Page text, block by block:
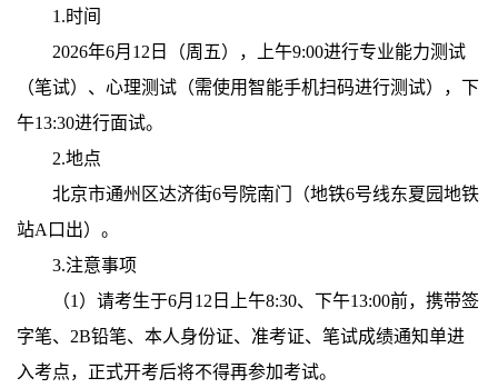
1.时间
2026年6月12日（周五），上午9:00进行专业能力测试
（笔试）、心理测试（需使用智能手机扫码进行测试），下
午13:30进行面试。
2.地点
北京市通州区达济街6号院南门（地铁6号线东夏园地铁
站A口出）。
3.注意事项
（1）请考生于6月12日上午8:30、下午13:00前，携带签
字笔、2B铅笔、本人身份证、准考证、笔试成绩通知单进
入考点，正式开考后将不得再参加考试。